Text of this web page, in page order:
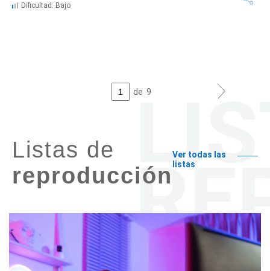
Dificultad: Bajo
de 9
Listas de
reproducción
Ver todas las
listas